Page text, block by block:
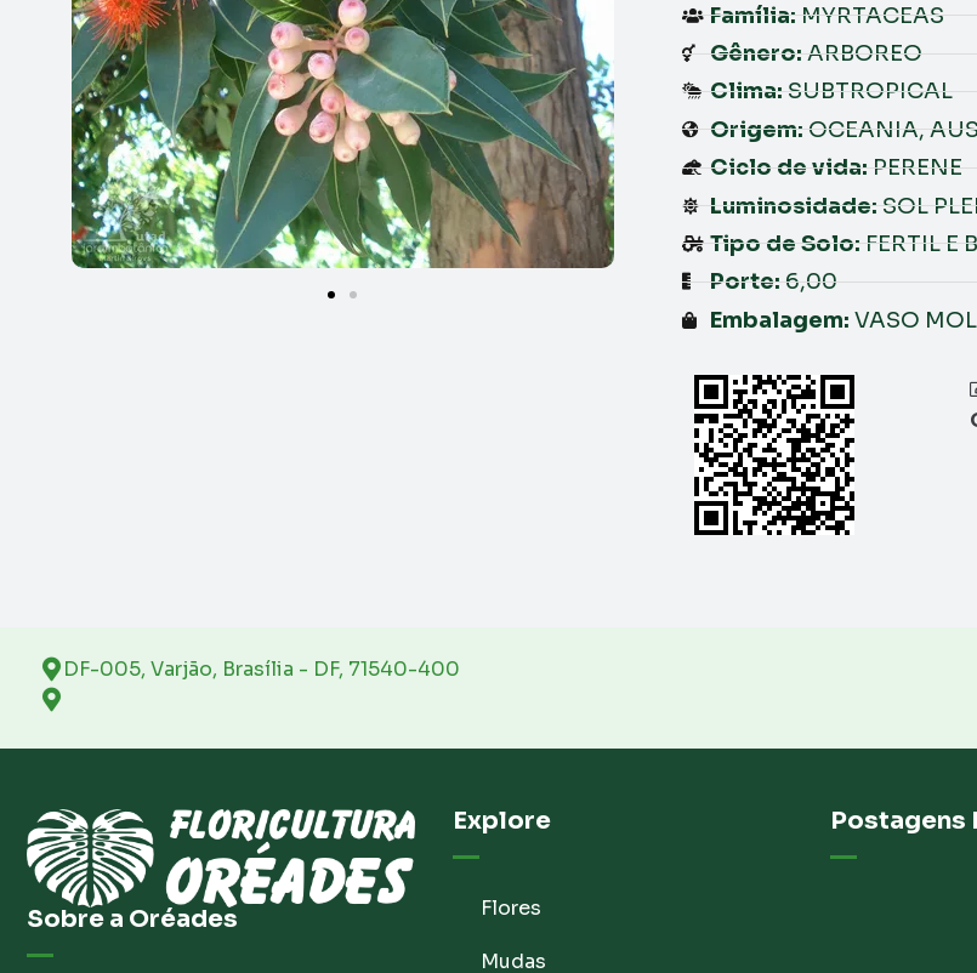
Família: MYRTACEAS
Gênero: ARBOREO
Clima: SUBTROPICAL
Origem: OCEANIA,
Ciclo de vida: PERENE
Luminosidade: SOL
Tipo de Solo: FERTIL E
Porte: 6,00
Embalagem: VASO
DF-005, Varjão, Brasília - DF, 71540-400
Sobre a Oréades
Explore
Flores
Mudas
Postagens